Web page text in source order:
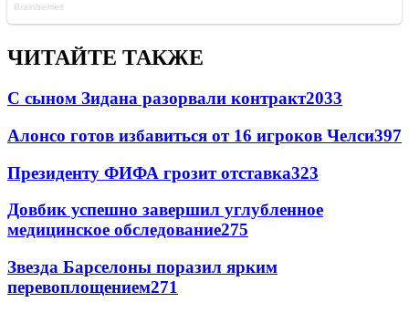
ЧИТАЙТЕ ТАКЖЕ
С сыном Зидана разорвали контракт2033
Алонсо готов избавиться от 16 игроков Челси397
Президенту ФИФА грозит отставка323
Довбик успешно завершил углубленное
медицинское обследование275
Звезда Барселоны поразил ярким
перевоплощением271